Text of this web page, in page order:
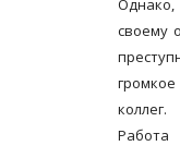
своему
коллег.